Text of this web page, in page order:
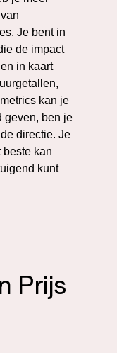
Je bent in
de impact
in kaart
kan je
geven, ben je
directie. Je
beste kan
kunt
Prijs